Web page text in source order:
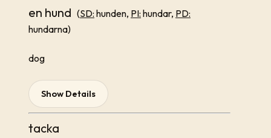
en hund (SD: hunden, PI: hundar, PD:
hundarna)
dog
Show Details
tacka